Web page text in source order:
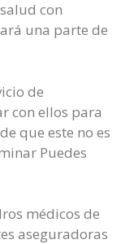
con
una parte de
de
con ellos para
que este no es
Puedes
médicos de
aseguradoras